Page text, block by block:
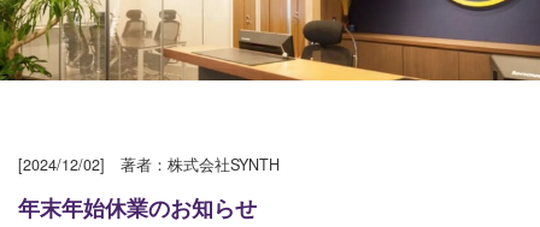
[2024/12/02] 著者：株式会社SYNTH
年末年始休業のお知らせ